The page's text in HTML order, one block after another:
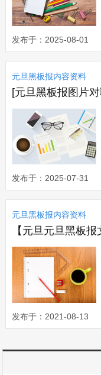
发布于：2025-08-01
元旦黑板报内容资料
发布于：2025-07-31
元旦黑板报内容资料
发布于：2021-08-13